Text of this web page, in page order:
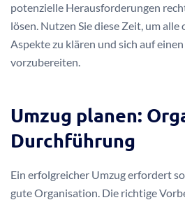
potenzielle Herausforderungen
lösen. Nutzen Sie diese Zeit, um
Aspekte zu klären und sich auf
vorzubereiten.
Umzug planen:
Durchführung
Ein erfolgreicher Umzug erfordert
gute Organisation. Die richtige